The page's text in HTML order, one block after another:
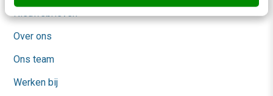
Nieuwsbrieven
Over ons
Ons team
Werken bij